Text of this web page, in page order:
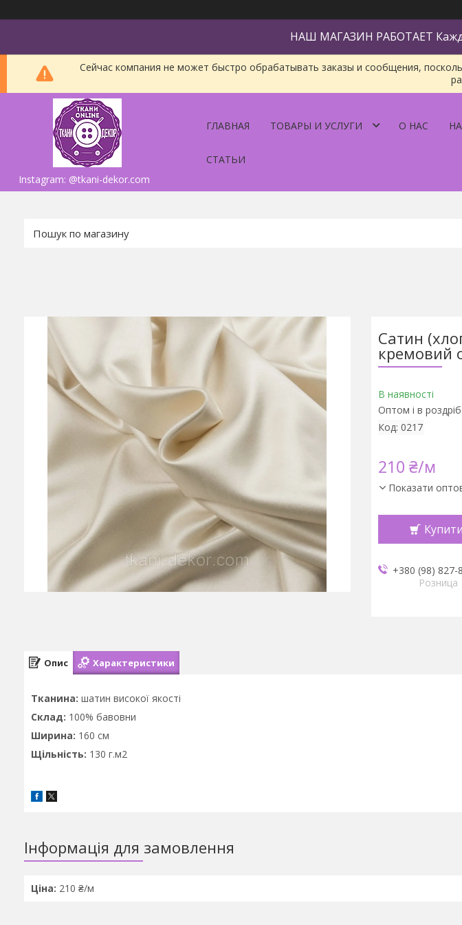
НАШ МАГАЗИН РАБОТАЕТ
Сейчас компания не может быстро обрабатывать заказы и сообщения,
Instagram: @tkani-dekor.com
ГЛАВНАЯ ТОВАРЫ И УСЛУГИ О НАС
СТАТЬИ
Сатин
кремовий
В наявності
Оптом і в роздріб
Код: 0217
210 ₴/м
Показати
Купити
+380 (98) 827-
Розница
Опис Характеристики
Тканина: шатин високої якості
Склад: 100% бавовни
Ширина: 160 см
Щільність: 130 г.м2
Інформація для замовлення
Ціна: 210 ₴/м